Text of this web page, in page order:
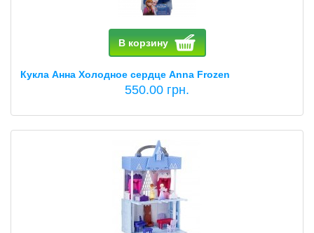
В корзину
Кукла Анна Холодное сердце Anna Frozen
550.00 грн.